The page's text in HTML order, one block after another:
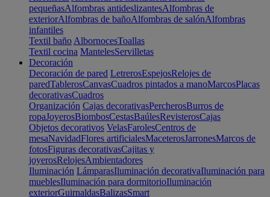
pequeñasAlfombras antideslizantesAlfombras de
exteriorAlfombras de bañoAlfombras de salónAlfombras
infantiles
Textil baño AlbornocesToallas
Textil cocina MantelesServilletas
Decoración
Decoración de pared LetrerosEspejosRelojes de
paredTablerosCanvasCuadros pintados a manoMarcosPlacas
decorativasCuadros
Organización Cajas decorativasPercherosBurros de
ropaJoyerosBiombosCestasBaúlesRevisterosCajas
Objetos decorativos VelasFarolesCentros de
mesaNavidadFlores artificialesMaceterosJarronesMarcos de
fotosFiguras decorativasCajitas y
joyerosRelojesAmbientadores
Iluminación LámparasIluminación decorativaIluminación para
mueblesIluminación para dormitorioIluminación
exteriorGuirnaldasBalizasSmart